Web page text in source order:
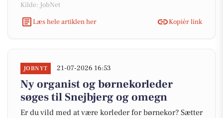
Kilde: JobNet
Læs hele artiklen her
Kopiér link
JOBNYT 21-07-2026 16:53
Ny organist og børnekorleder
søges til Snejbjerg og omegn
Er du vild med at være korleder for børnekor? Sætter